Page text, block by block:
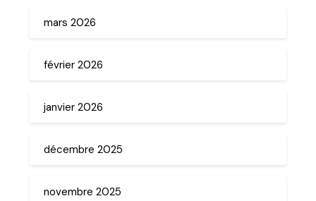
mars 2026
février 2026
janvier 2026
décembre 2025
novembre 2025